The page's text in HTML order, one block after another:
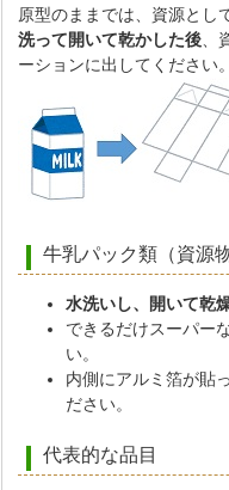
原型のままでは、資源とし
洗って開いて乾かした後
ーションに出してください。
牛乳パック類（資源
水洗いし、開いて乾
できるだけスーパー
い。
内側にアルミ箔が貼
ださい。
代表的な品目